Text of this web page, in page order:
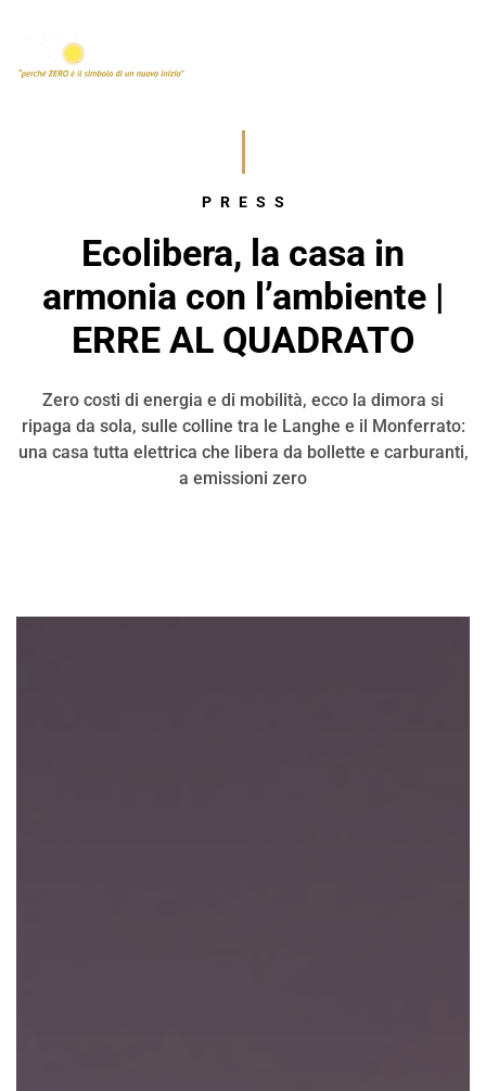
PRESS
Ecolibera, la casa in
armonia con l’ambiente |
ERRE AL QUADRATO
Zero costi di energia e di mobilità, ecco la dimora si
ripaga da sola, sulle colline tra le Langhe e il Monferrato:
una casa tutta elettrica che libera da bollette e carburanti,
a emissioni zero